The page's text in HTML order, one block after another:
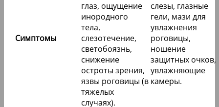
Симптомы
глаз, ощущение
инородного
тела,
слезотечение,
светобоязнь,
снижение
остроты зрения,
язвы роговицы (в
тяжелых
случаях).
слезы, глазные
гели, мази для
увлажнения
роговицы,
ношение
защитных очков,
увлажняющие
камеры.